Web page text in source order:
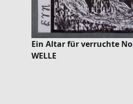
Ein Altar für verruchte
WELLE